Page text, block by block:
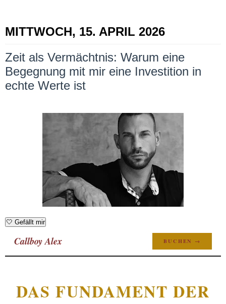
MITTWOCH, 15. APRIL 2026
Zeit als Vermächtnis: Warum eine
Begegnung mit mir eine Investition in
echte Werte ist
🤍 Gefällt mir
Callboy Alex BUCHEN →
DAS FUNDAMENT DER